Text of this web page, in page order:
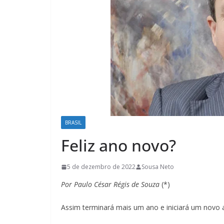
BRASIL
Feliz ano novo?
5 de dezembro de 2022 Sousa Neto
Por Paulo César Régis de Souza (*)
Assim terminará mais um ano e iniciará um novo